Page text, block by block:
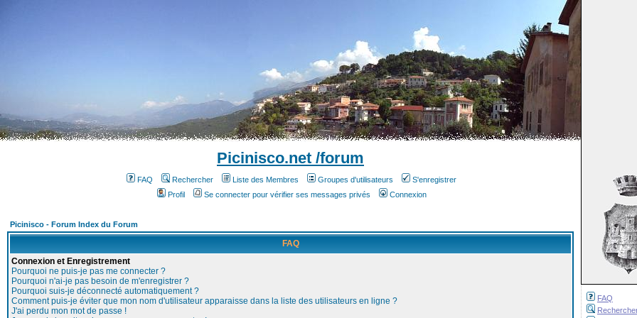
FAQ
Picinisco.net /forum
FAQ Rechercher Liste des Membres Groupes d'utilisateurs
S'enregistrer
Profil
Se connecter pour vérifier ses messages privés Connexion
Picinisco - Forum Index du Forum
FAQ
Connexion et Enregistrement
Pourquoi ne puis-je pas me connecter ?
Pourquoi n'ai-je pas besoin de m'enregistrer ?
Pourquoi suis-je déconnecté automatiquement ?
Comment puis-je éviter que mon nom d'utilisateur apparaisse dans la liste des utilisateurs en ligne ?
J'ai perdu mon mot de passe !